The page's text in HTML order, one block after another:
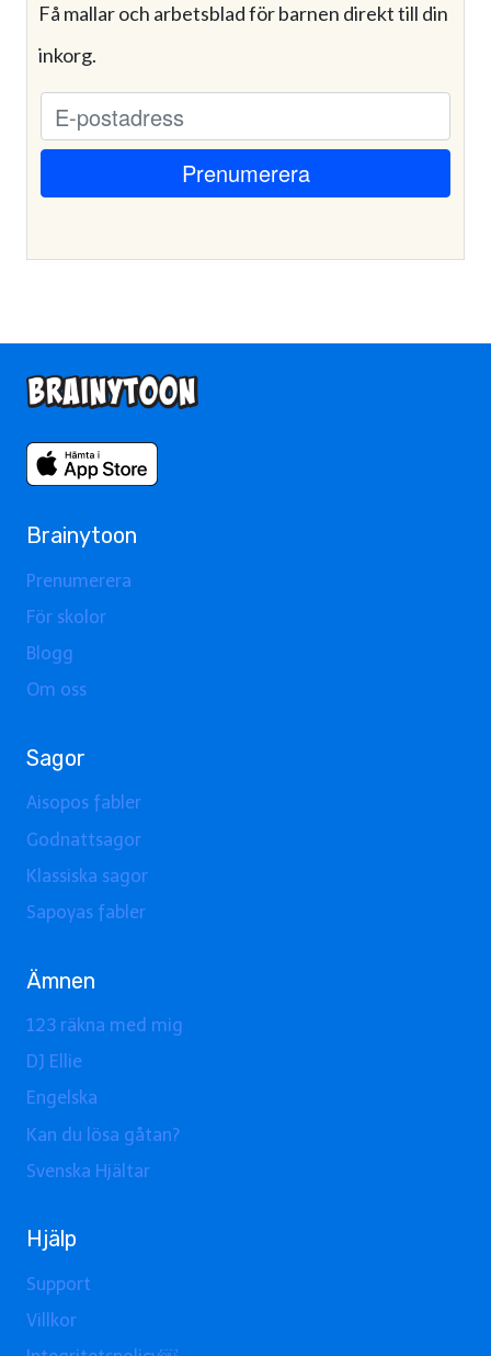
Få mallar och arbetsblad för barnen direkt till din
inkorg.
Brainytoon
Prenumerera
För skolor
Blogg
Om oss
Sagor
Aisopos fabler
Godnattsagor
Klassiska sagor
Sapoyas fabler
Ämnen
123 räkna med mig
DJ Ellie
Engelska
Kan du lösa gåtan?
Svenska Hjältar
Hjälp
Support
Villkor